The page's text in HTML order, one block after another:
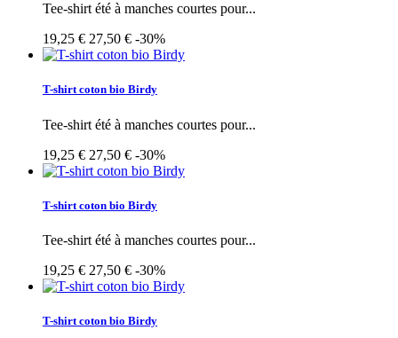
Tee-shirt été à manches courtes pour...
19,25 € 27,50 € -30%
T-shirt coton bio Birdy
Tee-shirt été à manches courtes pour...
19,25 € 27,50 € -30%
T-shirt coton bio Birdy
Tee-shirt été à manches courtes pour...
19,25 € 27,50 € -30%
T-shirt coton bio Birdy